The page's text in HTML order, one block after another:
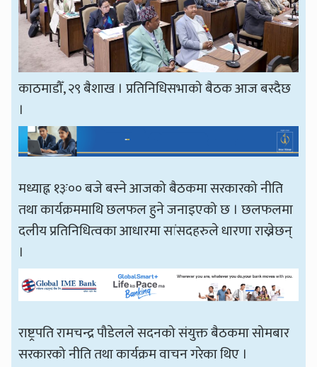
काठमाडौँ, २९ बैशाख । प्रतिनिधिसभाको बैठक आज बस्दैछ
।
मध्याह्न १३ः०० बजे बस्ने आजको बैठकमा सरकारको नीति
तथा कार्यक्रममाथि छलफल हुने जनाइएको छ । छलफलमा
दलीय प्रतिनिधित्वका आधारमा सांसदहरुले धारणा राख्नेछन्
।
राष्ट्रपति रामचन्द्र पौडेलले सदनको संयुक्त बैठकमा सोमबार
सरकारको नीति तथा कार्यक्रम वाचन गरेका थिए ।